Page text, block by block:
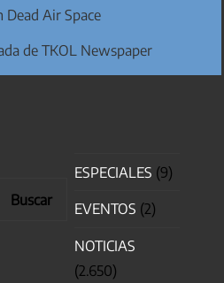
Dead Air Space
de TKOL Newspaper
Buscar
ESPECIALES (9)
EVENTOS (2)
NOTICIAS
(2.650)